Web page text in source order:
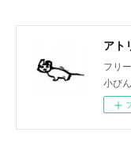
アト
フリ
小び